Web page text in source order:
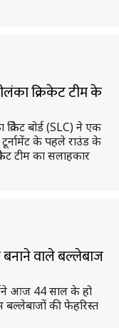
क्रिकेट टीम के
बोर्ड (SLC) ने एक
के पहले राउंड के
टीम का सलाहकार
वाले बल्लेबाज
आज 44 साल के हो
बल्लेबाजों की फेहरिस्त